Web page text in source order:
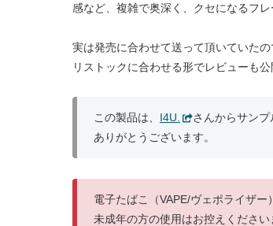
感など、複雑で奥深く、クセになるフレ
実は発売に合わせて送って頂いていた
リストックに合わせる形でレビューも公
この製品は、 I4U.
さんからサンプ
ありがとうございます。
電子たばこ（VAPE/ヴェポライザー
未成年の方の使用はお控えください